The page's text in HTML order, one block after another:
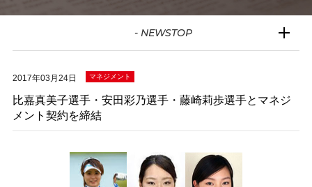
2017年03月24日 マネジメント
比嘉真美子選手・安田彩乃選手・藤崎莉歩選手とマネジ
メント契約を締結
- NEWSTOP